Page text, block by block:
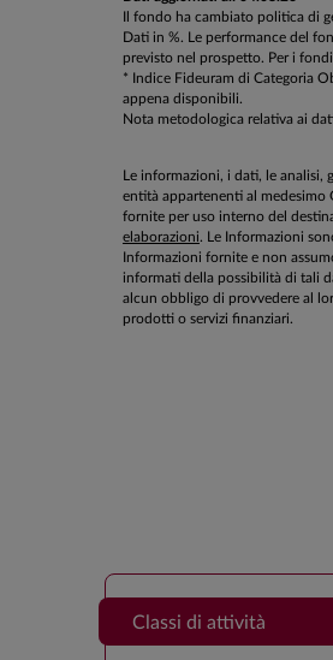
Il fondo ha cambiato politica di
Dati in %. Le performance del
previsto nel prospetto. Per i
* Indice Fideuram di Categoria
appena disponibili.
Nota metodologica relativa ai
Le informazioni, i dati, le analisi,
entità appartenenti al medesimo
fornite per uso interno del
elaborazioni. Le Informazioni
Informazioni fornite e non
informati della possibilità di tali
alcun obbligo di provvedere al
prodotti o servizi finanziari.
Classi di attività